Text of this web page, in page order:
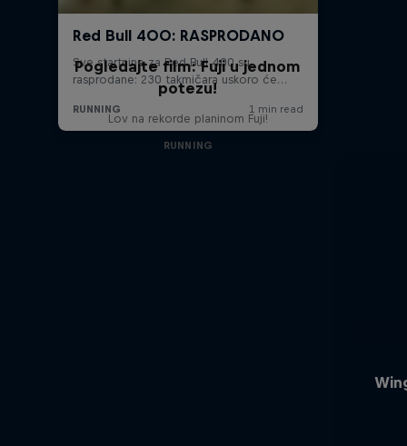
Pogledajte film: Fuji u jednom
potezu!
Lov na rekorde planinom Fuji!
RUNNING